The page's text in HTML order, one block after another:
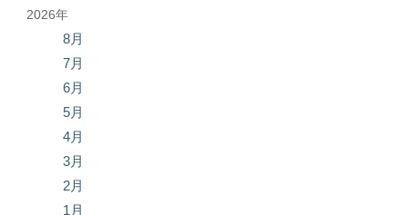
2026年
8月
7月
6月
5月
4月
3月
2月
1月